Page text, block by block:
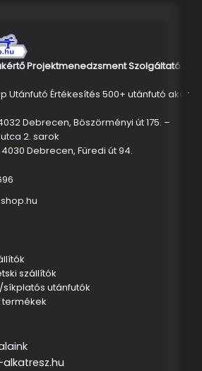
Projektmenedzsment Szolgáltató
Utánfutó Értékesítés 500+ utánfutó akár
Debrecen, Böszörményi út 175. –
2. sarok
Debrecen, Füredi út 94.
szállítók
utánfutók